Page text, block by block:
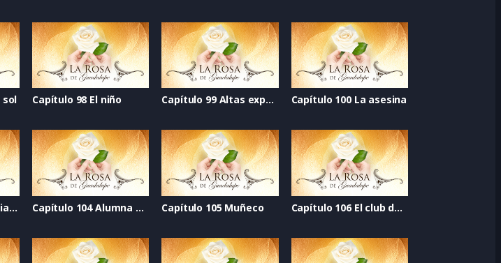
sol Capítulo 98 El niño Capítulo 99 Altas expectativas Capítulo 100 La asesina
Capítulo 103 Demasiado amor Capítulo 104 Alumna de 10 Capítulo 105 Muñeco Capítulo 106 El club del suicidio